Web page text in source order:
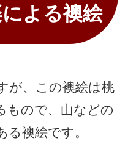
よる襖絵
が、この襖絵は桃
もので、山などの
襖絵です。